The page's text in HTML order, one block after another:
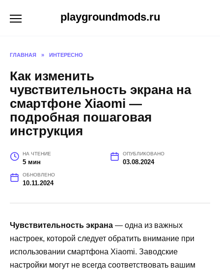
playgroundmods.ru
ГЛАВНАЯ » ИНТЕРЕСНО
Как изменить
чувствительность экрана на
смартфоне Xiaomi —
подробная пошаговая
инструкция
НА ЧТЕНИЕ
5 мин
ОПУБЛИКОВАНО
03.08.2024
ОБНОВЛЕНО
10.11.2024
Чувствительность экрана — одна из важных
настроек, которой следует обратить внимание при
использовании смартфона Xiaomi. Заводские
настройки могут не всегда соответствовать вашим